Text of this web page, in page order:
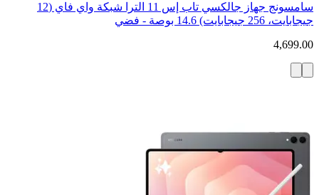
سامسونج جهاز جالكسي تاب إس 11 الترا شبكة واي فاي (12
جيجابايت، 256 جيجابايت) 14.6 بوصة - فضي
4,699.00